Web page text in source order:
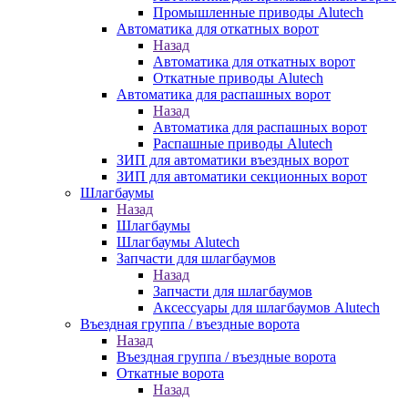
Промышленные приводы Alutech
Автоматика для откатных ворот
Назад
Автоматика для откатных ворот
Откатные приводы Alutech
Автоматика для распашных ворот
Назад
Автоматика для распашных ворот
Распашные приводы Alutech
ЗИП для автоматики въездных ворот
ЗИП для автоматики секционных ворот
Шлагбаумы
Назад
Шлагбаумы
Шлагбаумы Alutech
Запчасти для шлагбаумов
Назад
Запчасти для шлагбаумов
Аксессуары для шлагбаумов Alutech
Въездная группа / въездные ворота
Назад
Въездная группа / въездные ворота
Откатные ворота
Назад